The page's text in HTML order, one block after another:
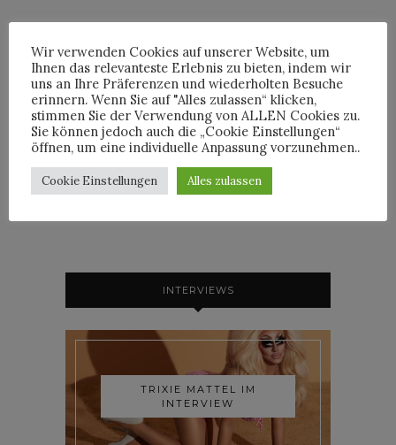
By HORST
HORST
INTERVIEWS
TRIXIE MATTEL IM
INTERVIEW
Wir verwenden Cookies auf unserer Website, um
Ihnen das relevanteste Erlebnis zu bieten, indem wir
uns an Ihre Präferenzen und wiederholten Besuche
erinnern. Wenn Sie auf "Alles zulassen“ klicken,
stimmen Sie der Verwendung von ALLEN Cookies zu.
Sie können jedoch auch die „Cookie Einstellungen“
öffnen, um eine individuelle Anpassung vorzunehmen..
Cookie Einstellungen Alles zulassen